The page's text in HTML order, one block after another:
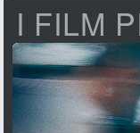
I FILM